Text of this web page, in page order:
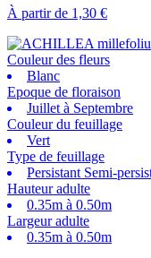
À partir de 1,30 €
Couleur des fleurs
Blanc
Epoque de floraison
Juillet à Septembre
Couleur du feuillage
Vert
Type de feuillage
Persistant Semi-
Hauteur adulte
0.35m à 0.50m
Largeur adulte
0.35m à 0.50m